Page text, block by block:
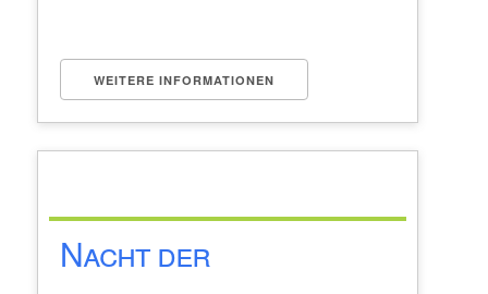
WEITERE INFORMATIONEN
Nacht der